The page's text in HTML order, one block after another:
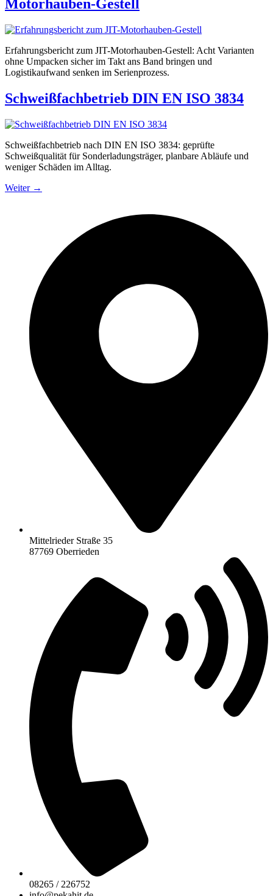
Motorhauben-Gestell
Erfahrungsbericht zum JIT-Motorhauben-Gestell: Acht Varianten
ohne Umpacken sicher im Takt ans Band bringen und
Logistikaufwand senken im Serienprozess.
Schweißfachbetrieb DIN EN ISO 3834
Schweißfachbetrieb nach DIN EN ISO 3834: geprüfte
Schweißqualität für Sonderladungsträger, planbare Abläufe und
weniger Schäden im Alltag.
Weiter →
Mittelrieder Straße 35
87769 Oberrieden
08265 / 226752